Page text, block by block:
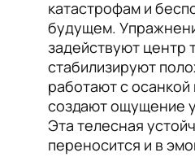
катастрофам и
будущем.
задействуют центр
стабилизируют
работают с
создают ощущение
Эта телесная
переносится и в